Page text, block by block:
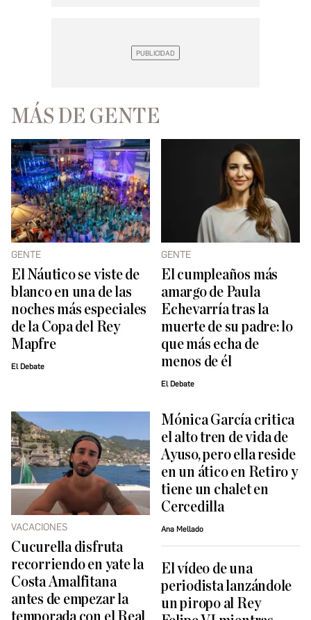
MÁS DE GENTE
GENTE
El Náutico se viste de
blanco en una de las
noches más especiales
de la Copa del Rey
Mapfre
El Debate
GENTE
El cumpleaños más
amargo de Paula
Echevarría tras la
muerte de su padre: lo
que más echa de
menos de él
El Debate
VACACIONES
Cucurella disfruta
recorriendo en yate la
Costa Amalfitana
antes de empezar la
Mónica García critica
el alto tren de vida de
Ayuso, pero ella reside
en un ático en Retiro y
tiene un chalet en
Cercedilla
Ana Mellado
El vídeo de una
periodista lanzándole
un piropo al Rey